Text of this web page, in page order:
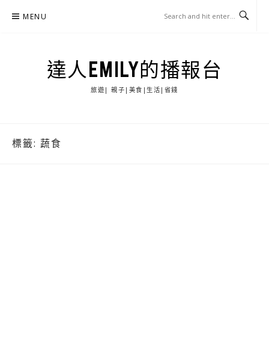
MENU
達人EMILY的播報台
旅遊| 親子|美食|生活|省錢
標籤: 蔬食